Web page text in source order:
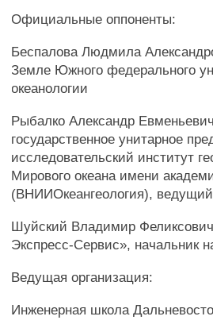
Официальные оппоненты:
Беспалова Людмила
Земле Южного федерального
океанологии
Рыбалко Александр
государственное унитарное
исследовательский институт
Мирового океана имени
(ВНИИОкеангеология), ведущий
Шуйский Владимир
Экспресс-Сервис», начальник
Ведущая организация:
Инженерная школа